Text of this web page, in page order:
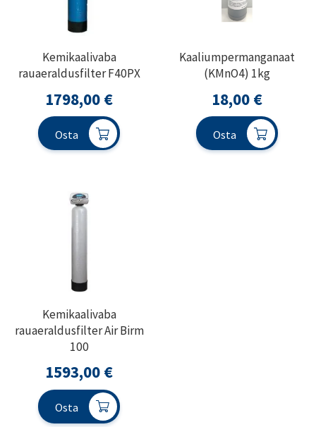
Kemikaalivaba
rauaeraldusfilter F40PX
1798,00 €
Osta
Kaaliumpermanganaat
(KMnO4) 1kg
18,00 €
Osta
Kemikaalivaba
rauaeraldusfilter Air Birm
100
1593,00 €
Osta